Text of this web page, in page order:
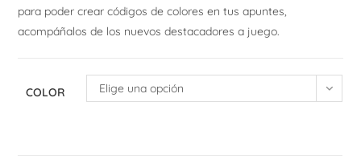
para poder crear códigos de colores en tus apuntes,
acompáñalos de los nuevos destacadores a juego.
COLOR Elige una opción